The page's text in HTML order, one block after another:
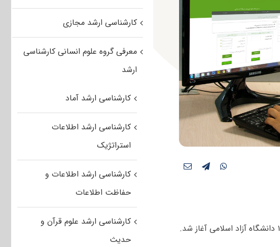
کارشناسی ارشد مجازی
معرفی گروه علوم انسانی کارشناسی
ارشد
کارشناسی ارشد آماد
کارشناسی ارشد اطلاعات
استراتژیک
کارشناسی ارشد اطلاعات و
حفاظت اطلاعات
کارشناسی ارشد علوم قرآن و
حدیث